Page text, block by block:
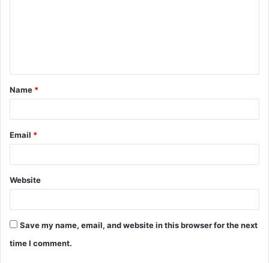
t
*
Name *
Email *
Website
Save my name, email, and website in this browser for the next
time I comment.